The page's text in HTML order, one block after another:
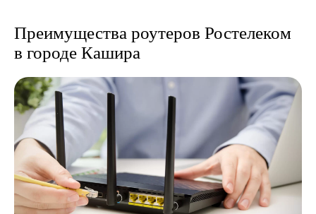
Преимущества роутеров Ростелеком
в городе Кашира